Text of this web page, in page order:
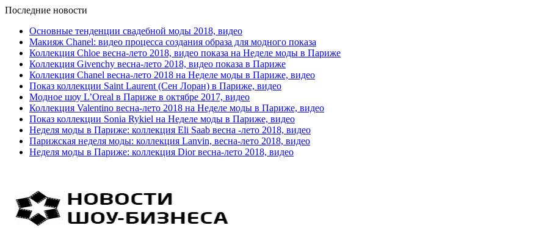
Последние новости
Основные тенденции свадебной моды 2018, видео
Макияж Chanel: видео процесса создания образа для модного показа
Коллекция Chloe весна-лето 2018, видео показа на Неделе моды в Париже
Коллекция Givenchy весна-лето 2018, видео показа в Париже
Коллекция Chanel весна-лето 2018 на Неделе моды в Париже, видео
Показ коллекции Saint Laurent (Сен Лоран) в Париже, видео
Модное шоу L’Oreal в Париже в октябре 2017, видео
Коллекция Valentino весна-лето 2018 на Неделе моды в Париже, видео
Показ коллекции Sonia Rykiel на Неделе моды в Париже, видео
Неделя моды в Париже: коллекция Eli Saab весна -лето 2018, видео
Парижская неделя моды: коллекция Lanvin, весна-лето 2018, видео
Неделя моды в Париже: коллекция Dior весна-лето 2018, видео